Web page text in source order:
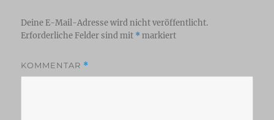
Deine E-Mail-Adresse wird nicht veröffentlicht.
Erforderliche Felder sind mit *markiert
KOMMENTAR *